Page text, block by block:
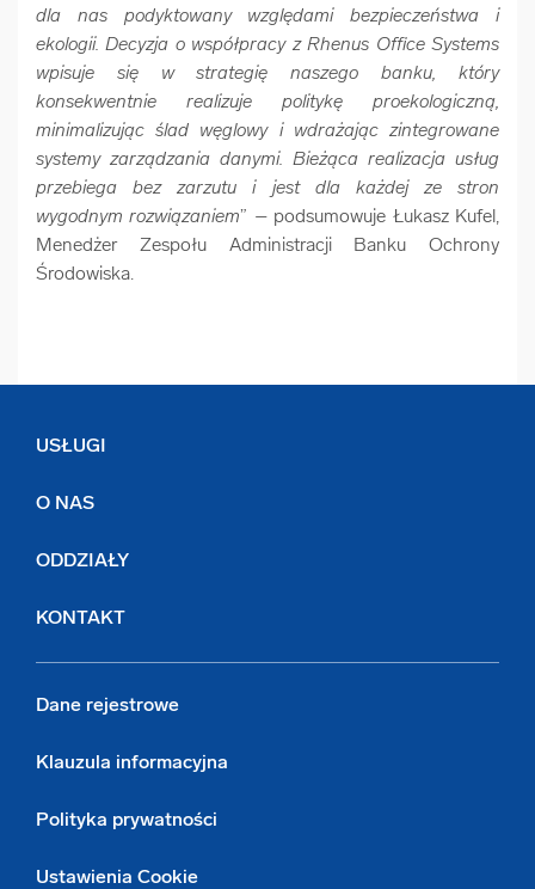
dla nas podyktowany względami bezpieczeństwa i
ekologii. Decyzja o współpracy z Rhenus Office Systems
wpisuje się w strategię naszego banku, który
konsekwentnie realizuje politykę proekologiczną,
minimalizując ślad węglowy i wdrażając zintegrowane
systemy zarządzania danymi. Bieżąca realizacja usług
przebiega bez zarzutu i jest dla każdej ze stron
wygodnym rozwiązaniem” – podsumowuje Łukasz Kufel,
Menedżer Zespołu Administracji Banku Ochrony
Środowiska.
USŁUGI
O NAS
ODDZIAŁY
KONTAKT
Dane rejestrowe
Klauzula informacyjna
Polityka prywatności
Ustawienia Cookie